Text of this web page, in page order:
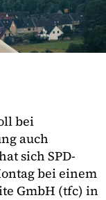
bei
auch
sich SPD-
bei einem
GmbH (tfc) in